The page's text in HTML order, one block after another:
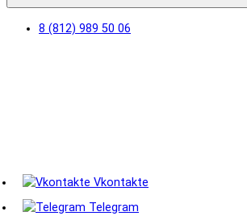
8 (812) 989 50 06
Vkontakte
Telegram